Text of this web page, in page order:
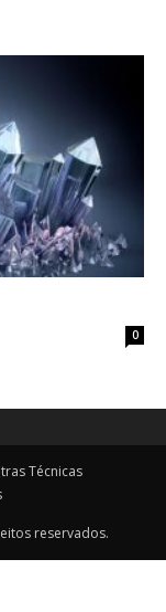
0
Técnicas
reservados.